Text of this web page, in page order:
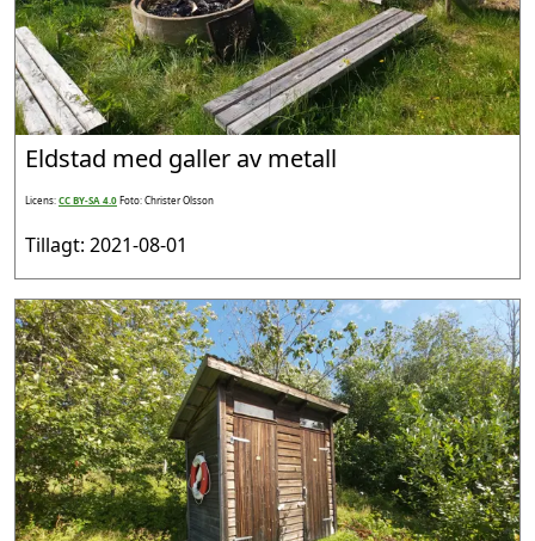
Eldstad med galler av metall
Licens:CC BY-SA 4.0Foto: Christer Olsson
Tillagt: 2021-08-01